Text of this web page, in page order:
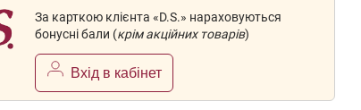
За карткою клієнта «D.S.» нараховуються
бонусні бали (крім акційних товарів)
Вхід в кабінет